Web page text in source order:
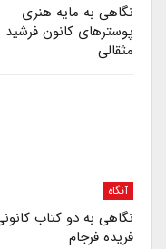
نگاهی به مایه هنری
پوسترهای کانون فرشید
مثقالی
آنگاه
نگاهی به دو کتاب کانونی
فریده فرجام